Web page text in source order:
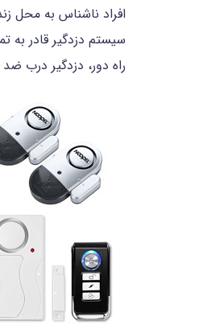
افراد ناشناس به محل
سیستم دزدگیر قادر به
راه دور، دزدگیر درب